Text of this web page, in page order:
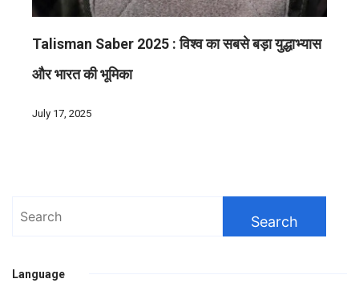
Talisman Saber 2025 : विश्व का सबसे बड़ा युद्धाभ्यास
और भारत की भूमिका
July 17, 2025
Search
Language